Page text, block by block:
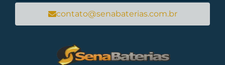
contato@senabaterias.com.br